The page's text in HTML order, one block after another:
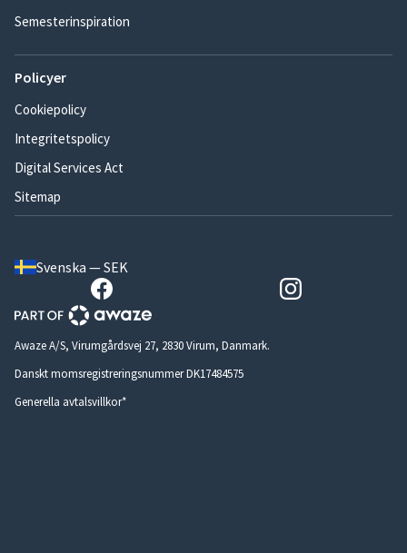
Semesterinspiration
Policyer
Cookiepolicy
Integritetspolicy
Digital Services Act
Sitemap
Svenska — SEK
Awaze A/S, Virumgårdsvej 27, 2830 Virum, Danmark.
Danskt momsregistreringsnummer DK17484575
Generella avtalsvillkor*